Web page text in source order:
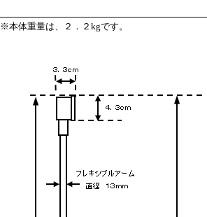
※本体重量は、２．２kgです。